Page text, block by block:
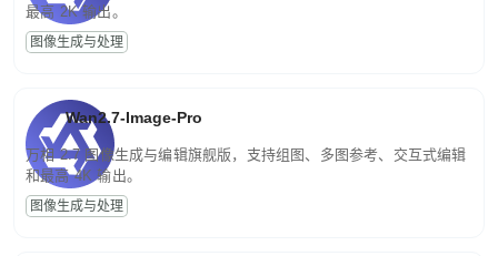
最高 2K 输出。
图像生成与处理
Wan2.7-Image-Pro
万相 2.7 图像生成与编辑旗舰版，支持组图、多图参考、交互式编辑
和最高 4K 输出。
图像生成与处理